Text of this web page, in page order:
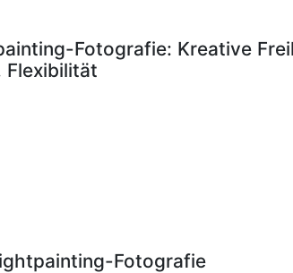
Fotografie: Kreative
Fotografie